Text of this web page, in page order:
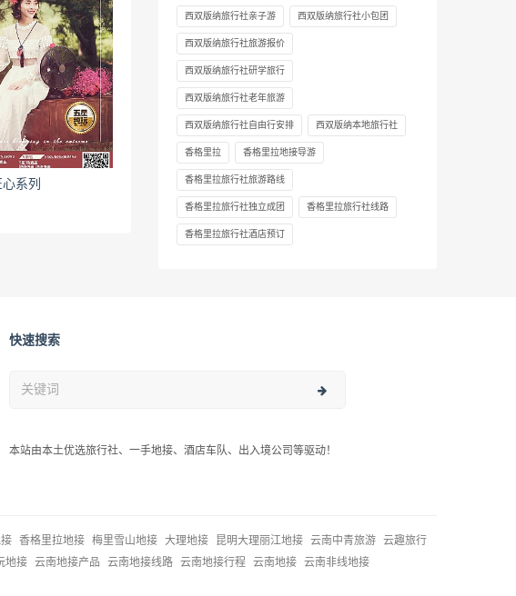
系列
西双版纳旅行社亲子游 西双版纳旅行社小包团
西双版纳旅行社旅游报价
西双版纳旅行社研学旅行
西双版纳旅行社老年旅游
西双版纳旅行社自由行安排 西双版纳本地旅行社
香格里拉 香格里拉地接导游
香格里拉旅行社旅游路线
香格里拉旅行社独立成团 香格里拉旅行社线路
香格里拉旅行社酒店预订
快速搜索
本站由本土优选旅行社、一手地接、酒店车队、出入境公司等驱动！
香格里拉地接 梅里雪山地接 大理地接 昆明大理丽江地接 云南中青旅游
云趣旅行
地接 云南地接产品 云南地接线路 云南地接行程 云南地接
云南非线地接